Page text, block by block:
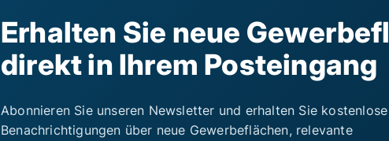
Erhalten Sie neue
direkt in Ihrem Posteingang
Abonnieren Sie unseren Newsletter und erhalten Sie kostenlose
Benachrichtigungen über neue Gewerbeflächen, relevante